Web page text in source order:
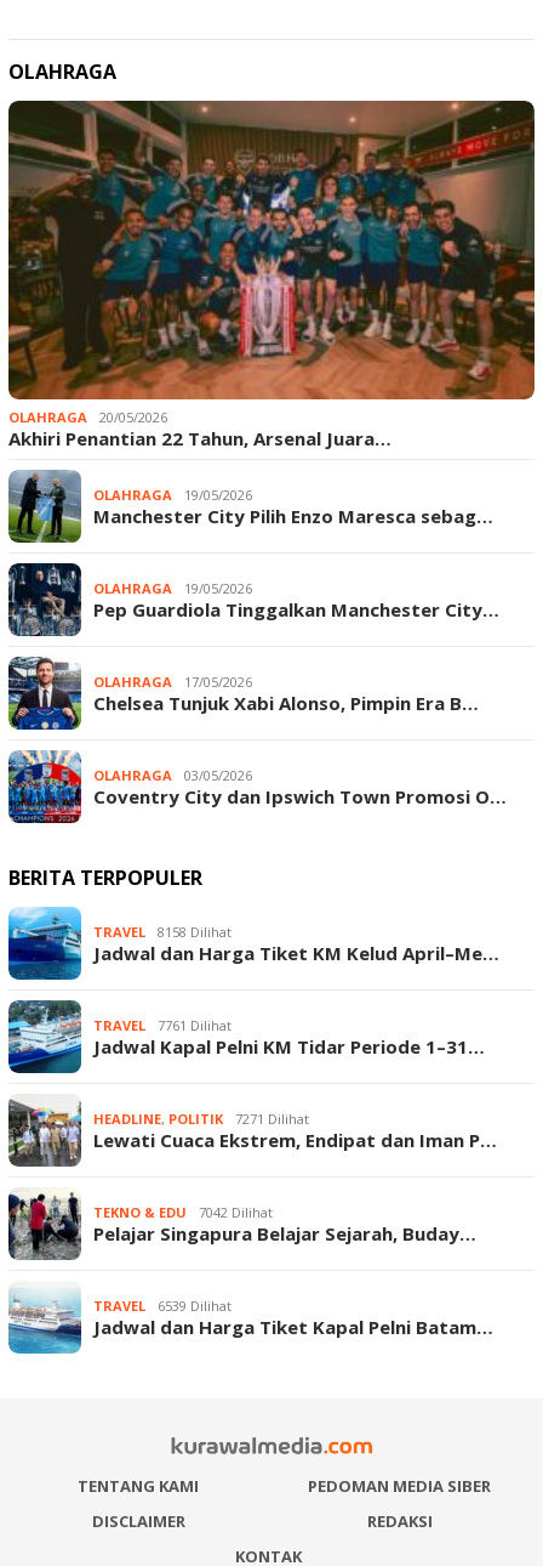
OLAHRAGA
OLAHRAGA 20/05/2026
Akhiri Penantian 22 Tahun, Arsenal Juara…
OLAHRAGA 19/05/2026
Manchester City Pilih Enzo Maresca sebag…
OLAHRAGA 19/05/2026
Pep Guardiola Tinggalkan Manchester City…
OLAHRAGA 17/05/2026
Chelsea Tunjuk Xabi Alonso, Pimpin Era B…
OLAHRAGA 03/05/2026
Coventry City dan Ipswich Town Promosi O…
BERITA TERPOPULER
TRAVEL 8158 Dilihat
Jadwal dan Harga Tiket KM Kelud April–Me…
TRAVEL 7761 Dilihat
Jadwal Kapal Pelni KM Tidar Periode 1–31…
HEADLINE, POLITIK 7271 Dilihat
Lewati Cuaca Ekstrem, Endipat dan Iman P…
TEKNO & EDU 7042 Dilihat
Pelajar Singapura Belajar Sejarah, Buday…
TRAVEL 6539 Dilihat
Jadwal dan Harga Tiket Kapal Pelni Batam…
TENTANG KAMI
PEDOMAN MEDIA SIBER
DISCLAIMER
REDAKSI
KONTAK